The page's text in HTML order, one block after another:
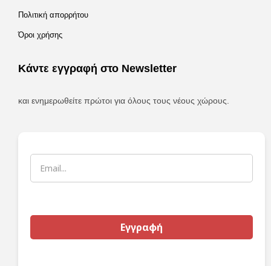
Πολιτική απορρήτου
Όροι χρήσης
Κάντε εγγραφή στο Newsletter
και ενημερωθείτε πρώτοι για όλους τους νέους χώρους.